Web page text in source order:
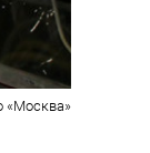
«Москва»